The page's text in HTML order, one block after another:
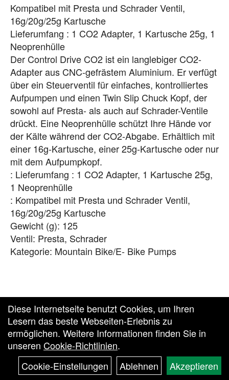
Kompatibel mit Presta und Schrader Ventil,
16g/20g/25g Kartusche
Lieferumfang : 1 CO2 Adapter, 1 Kartusche 25g, 1
Neoprenhülle
Der Control Drive CO2 ist ein langlebiger CO2-
Adapter aus CNC-gefrästem Aluminium. Er verfügt
über ein Steuerventil für einfaches, kontrolliertes
Aufpumpen und einen Twin Slip Chuck Kopf, der
sowohl auf Presta- als auch auf Schrader-Ventile
drückt. Eine Neoprenhülle schützt Ihre Hände vor
der Kälte während der CO2-Abgabe. Erhältlich mit
einer 16g-Kartusche, einer 25g-Kartusche oder nur
mit dem Aufpumpkopf.
: Lieferumfang : 1 CO2 Adapter, 1 Kartusche 25g,
1 Neoprenhülle
: Kompatibel mit Presta und Schrader Ventil,
16g/20g/25g Kartusche
Gewicht (g): 125
Ventil: Presta, Schrader
Kategorie: Mountain Bike/E- Bike Pumps
Zurück zur Vesto Homepage
Diese Internetseite benutzt Cookies, um Ihren
Lesern das beste Webseiten-Erlebnis zu
ermöglichen. Weitere Informationen finden Sie in
unseren Cookie-Richtlinien.
Cookie-Einstellungen
Ablehnen Akzeptieren